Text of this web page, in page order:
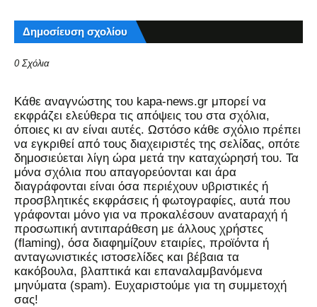
Δημοσίευση σχολίου
0 Σχόλια
Kάθε αναγνώστης του kapa-news.gr μπορεί να
εκφράζει ελεύθερα τις απόψεις του στα σχόλια,
όποιες κι αν είναι αυτές. Ωστόσο κάθε σχόλιο πρέπει
να εγκριθεί από τους διαχειριστές της σελίδας, οπότε
δημοσιεύεται λίγη ώρα μετά την καταχώρησή του. Τα
μόνα σχόλια που απαγορεύονται και άρα
διαγράφονται είναι όσα περιέχουν υβριστικές ή
προσβλητικές εκφράσεις ή φωτογραφίες, αυτά που
γράφονται μόνο για να προκαλέσουν αναταραχή ή
προσωπική αντιπαράθεση με άλλους χρήστες
(flaming), όσα διαφημίζουν εταιρίες, προϊόντα ή
ανταγωνιστικές ιστοσελίδες και βέβαια τα
κακόβουλα, βλαπτικά και επαναλαμβανόμενα
μηνύματα (spam). Ευχαριστούμε για τη συμμετοχή
σας!